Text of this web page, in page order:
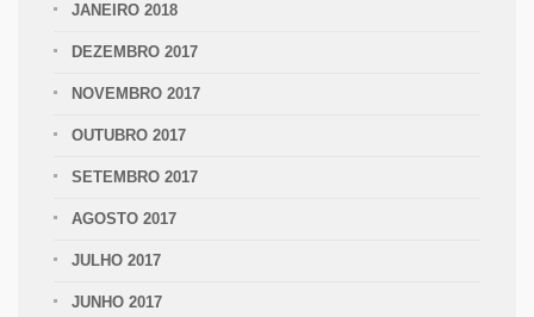
JANEIRO 2018
DEZEMBRO 2017
NOVEMBRO 2017
OUTUBRO 2017
SETEMBRO 2017
AGOSTO 2017
JULHO 2017
JUNHO 2017